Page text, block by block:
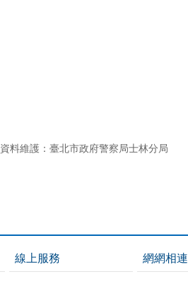
資料維護：臺北市政府警察局士林分局
線上服務 網網相連